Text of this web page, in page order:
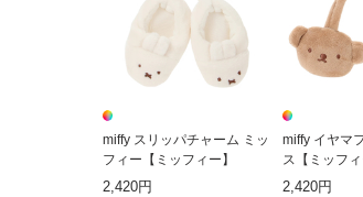
miffy スリッパチャーム ミッ
フィー【ミッフィー】
2,420円
miffy イヤマ
ス【ミッフィ
2,420円